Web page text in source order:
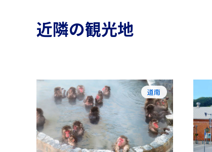
近隣の観光地
道南